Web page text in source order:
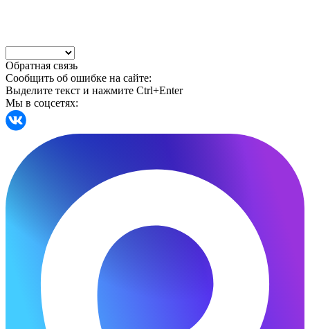
Обратная связь
Сообщить об ошибке на сайте:
Выделите текст и нажмите Ctrl+Enter
Мы в соцсетях: